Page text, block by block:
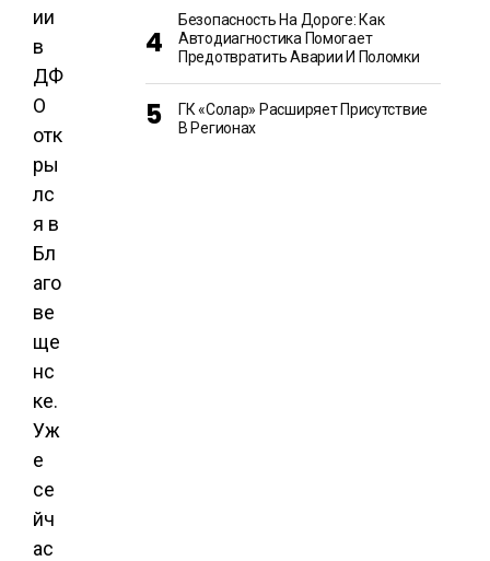
ии
в
ДФ
О
отк
ры
лс
я в
Бл
аго
ве
ще
нс
ке.
Уж
е
се
йч
ас
Безопасность На Дороге: Как
Автодиагностика Помогает
Предотвратить Аварии И Поломки
ГК «Солар» Расширяет Присутствие
В Регионах